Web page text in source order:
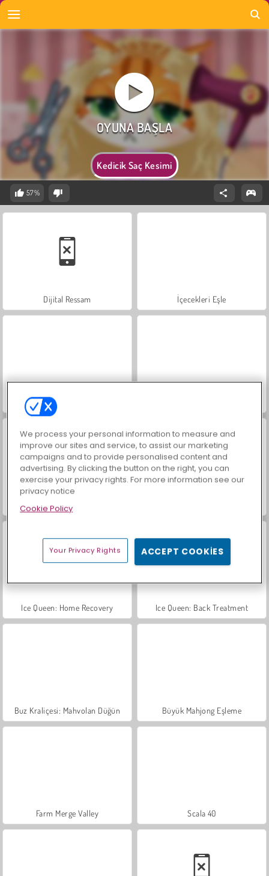
Kedicik Saç Kesimi
57%
Dijital Ressam İçecekleri Eşle
Moda Prensesleri
Masha and the Bear: Meadows
Ice Queen: Home Recovery Ice Queen: Back Treatment
Buz Kraliçesi: Mahvolan Düğün Büyük Mahjong Eşleme
Farm Merge Valley Scala 40
We process your personal information to measure and
improve our sites and service, to assist our marketing
campaigns and to provide personalised content and
advertising. By clicking the button on the right, you can
exercise your privacy rights. For more information see our
privacy notice
Cookie Policy
Your Privacy Rights ACCEPT COOKIES